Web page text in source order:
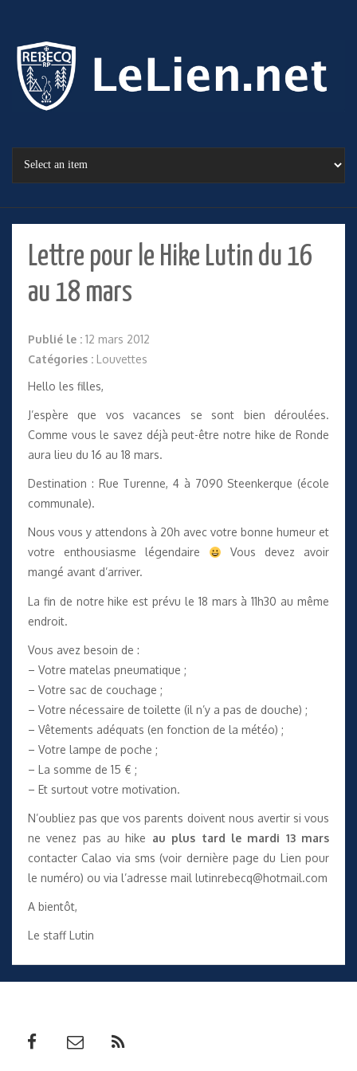
Lettre pour le Hike Lutin du 16
au 18 mars
Publié le : 12 mars 2012
Catégories : Louvettes
Hello les filles,
J’espère que vos vacances se sont bien déroulées.
Comme vous le savez déjà peut-être notre hike de Ronde
aura lieu du 16 au 18 mars.
Destination : Rue Turenne, 4 à 7090 Steenkerque (école
communale).
Nous vous y attendons à 20h avec votre bonne humeur et
votre enthousiasme légendaire
Vous devez avoir
mangé avant d’arriver.
La fin de notre hike est prévu le 18 mars à 11h30 au même
endroit.
Vous avez besoin de :
– Votre matelas pneumatique ;
– Votre sac de couchage ;
– Votre nécessaire de toilette (il n’y a pas de douche) ;
– Vêtements adéquats (en fonction de la météo) ;
– Votre lampe de poche ;
– La somme de 15 € ;
– Et surtout votre motivation.
N’oubliez pas que vos parents doivent nous avertir si vous
ne venez pas au hike au plus tard le mardi 13 mars
contacter Calao via sms (voir dernière page du Lien pour
le numéro) ou via l’adresse mail lutinrebecq@hotmail.com
A bientôt,
Le staff Lutin